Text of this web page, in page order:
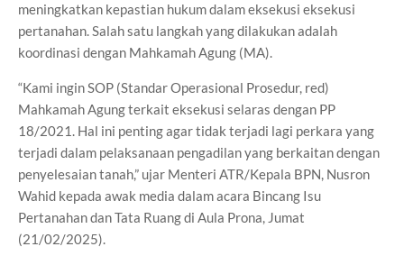
meningkatkan kepastian hukum dalam eksekusi eksekusi
pertanahan. Salah satu langkah yang dilakukan adalah
koordinasi dengan Mahkamah Agung (MA).
“Kami ingin SOP (Standar Operasional Prosedur, red)
Mahkamah Agung terkait eksekusi selaras dengan PP
18/2021. Hal ini penting agar tidak terjadi lagi perkara yang
terjadi dalam pelaksanaan pengadilan yang berkaitan dengan
penyelesaian tanah,” ujar Menteri ATR/Kepala BPN, Nusron
Wahid kepada awak media dalam acara Bincang Isu
Pertanahan dan Tata Ruang di Aula Prona, Jumat
(21/02/2025).